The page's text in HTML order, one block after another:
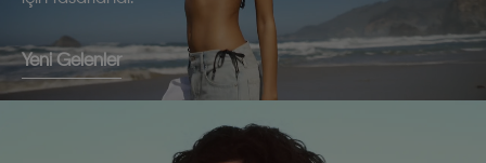
Yeni Gelenler